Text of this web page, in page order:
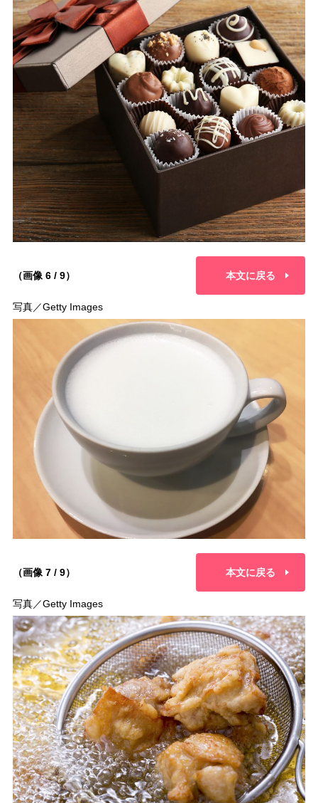
（画像 6 / 9） 本文に戻る
写真／Getty Images
（画像 7 / 9） 本文に戻る
写真／Getty Images